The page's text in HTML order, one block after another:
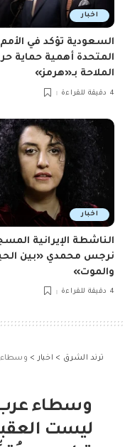
اخبار
السعودية تؤكد في الأمم
المتحدة أهمية حماية
الملاحة بـ«هرمز»
4 دقيقة للقراءة
اخبار
الناشطة الإيرانية
نرجس محمدي «بين
والموت»
4 دقيقة للقراءة
ترند الشرق > اخبار > وسطاء عرب
وسطاء
ليست